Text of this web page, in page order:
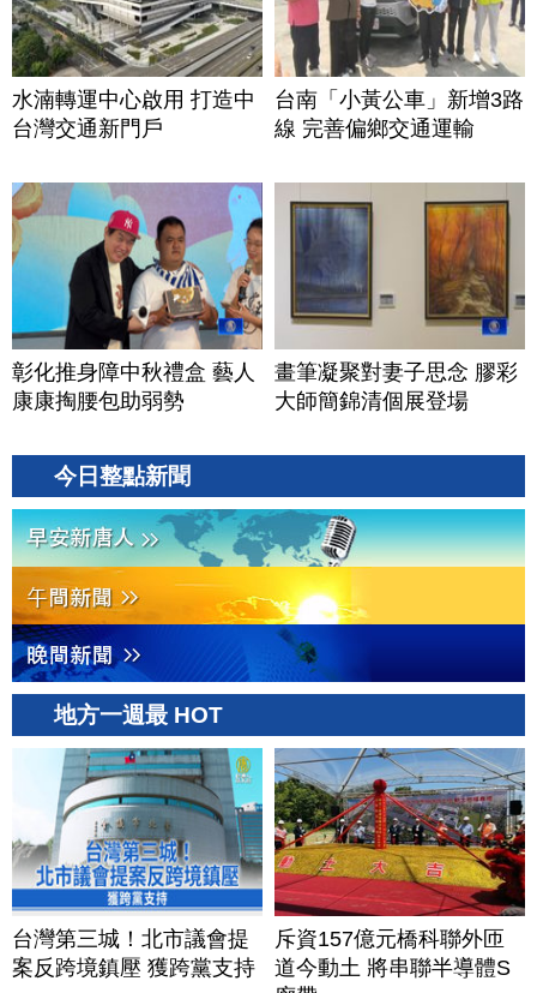
水湳轉運中心啟用 打造中
台灣交通新門戶
台南「小黃公車」新增3路
線 完善偏鄉交通運輸
彰化推身障中秋禮盒 藝人
康康掏腰包助弱勢
畫筆凝聚對妻子思念 膠彩
大師簡錦清個展登場
今日整點新聞
地方一週最 HOT
台灣第三城！北市議會提
案反跨境鎮壓 獲跨黨支持
斥資157億元橋科聯外匝
道今動土 將串聯半導體S